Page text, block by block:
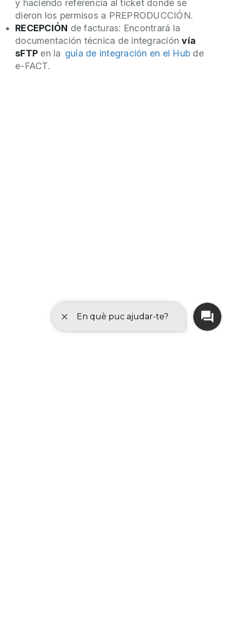
y haciendo referencia al ticket donde se
dieron los permisos a PREPRODUCCIÓN.
RECEPCIÓN de facturas: Encontrará la
documentación técnica de integraciónvía
sFTP en la guía de integración en el Hub de
e-FACT.